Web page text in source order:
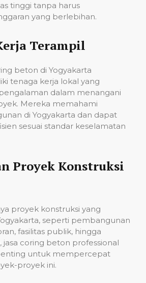
tinggi tanpa harus
yang berlebihan.
Terampil
beton di Yogyakarta
tenaga kerja lokal yang
dalam menangani
Mereka memahami
di Yogyakarta dan dapat
sesuai standar keselamatan
Proyek Konstruksi
proyek konstruksi yang
seperti pembangunan
fasilitas publik, hingga
jasa coring beton professional
untuk mempercepat
proyek ini.